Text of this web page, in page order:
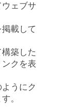
ェブサ
載して
築した
クを表
うにク
。